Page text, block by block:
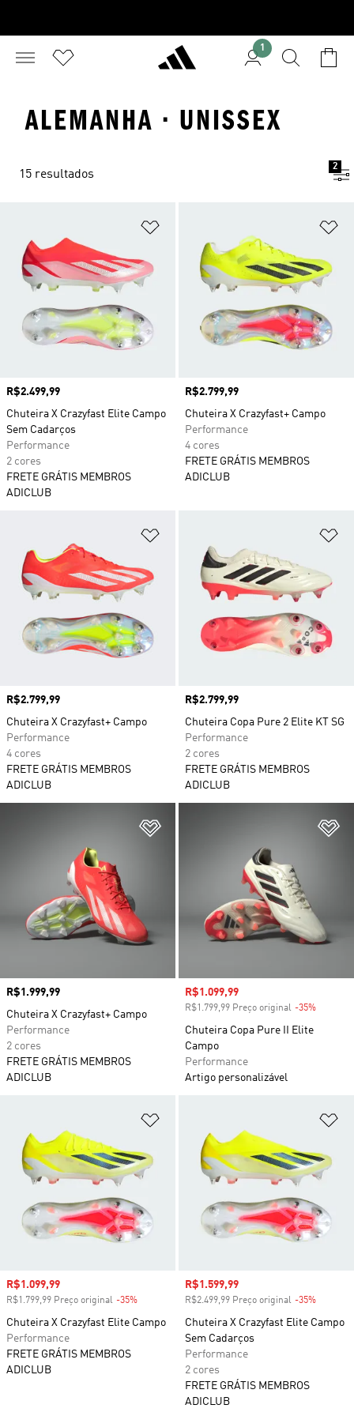
1
ALEMANHA · UNISSEX
15 resultados
2
Preço
R$2.499,99
Chuteira X Crazyfast Elite Campo
Sem Cadarços
Performance
2 cores
FRETE GRÁTIS MEMBROS
ADICLUB
Preço
R$2.799,99
Chuteira X Crazyfast+ Campo
Performance
4 cores
FRETE GRÁTIS MEMBROS
ADICLUB
Preço
R$2.799,99
Chuteira X Crazyfast+ Campo
Performance
4 cores
FRETE GRÁTIS MEMBROS
ADICLUB
Preço
R$2.799,99
Chuteira Copa Pure 2 Elite KT SG
Performance
2 cores
FRETE GRÁTIS MEMBROS
ADICLUB
Adicionar à Lista de Desejos
Preço
R$1.999,99
Chuteira X Crazyfast+ Campo
Performance
2 cores
FRETE GRÁTIS MEMBROS
ADICLUB
Preço com desconto
R$1.099,99
R$1.799,99 Preço original -35%
Chuteira Copa Pure II Elite
Campo
Performance
Artigo personalizável
Preço com desconto
R$1.099,99
R$1.799,99 Preço original -35%
Chuteira X Crazyfast Elite Campo
Performance
FRETE GRÁTIS MEMBROS
ADICLUB
Preço com desconto
R$1.599,99
R$2.499,99 Preço original -35%
Chuteira X Crazyfast Elite Campo
Sem Cadarços
Performance
2 cores
FRETE GRÁTIS MEMBROS
ADICLUB